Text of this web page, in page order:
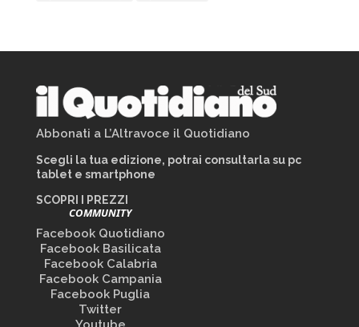
Abbonati a L’Altravoce il Quotidiano
Scegli la tua edizione, potrai consultarla su pc
tablet e smartphone
SCOPRI I PREZZI
COMMUNITY
Facebook Quotidiano
Facebook Basilicata
Facebook Calabria
Facebook Campania
Facebook Puglia
Twitter